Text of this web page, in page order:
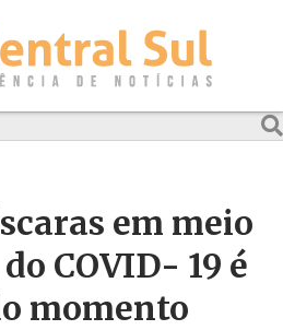
em meio
COVID- 19 é
momento